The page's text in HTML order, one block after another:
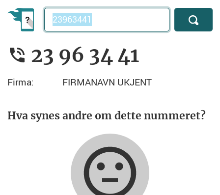
Telefonnummer
23 96 34 41
Firma: FIRMANAVN UKJENT
Hva synes andre om dette nummeret?